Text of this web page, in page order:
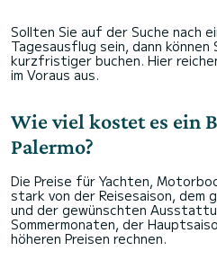
Sollten Sie auf der Suche nach
Tagesausflug sein, dann
kurzfristiger buchen. Hier
im Voraus aus.
Wie viel kostet es ein
Palermo?
Die Preise für Yachten,
stark von der Reisesaison, dem
und der gewünschten
Sommermonaten, der
höheren Preisen rechnen.